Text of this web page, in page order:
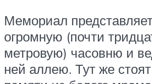
Мемориал
огромную (почти
метровую) часовню и
ней аллею. Тут же